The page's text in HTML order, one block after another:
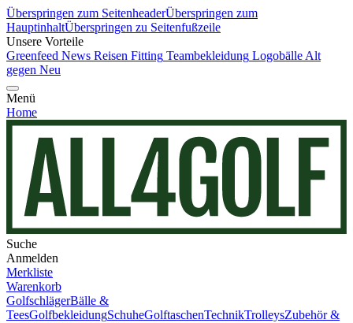
Überspringen zum SeitenheaderÜberspringen zum
HauptinhaltÜberspringen zu Seitenfußzeile
Unsere Vorteile
Greenfeed News Reisen Fitting Teambekleidung Logobälle Alt
gegen Neu
Menü
Home
Suche
Anmelden
Merkliste
Warenkorb
GolfschlägerBälle &
TeesGolfbekleidungSchuheGolftaschenTechnikTrolleysZubehör &